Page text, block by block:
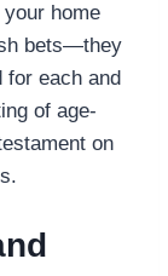
home
bets—they
for each and
of age-
on